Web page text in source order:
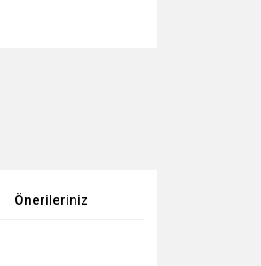
Önerileriniz